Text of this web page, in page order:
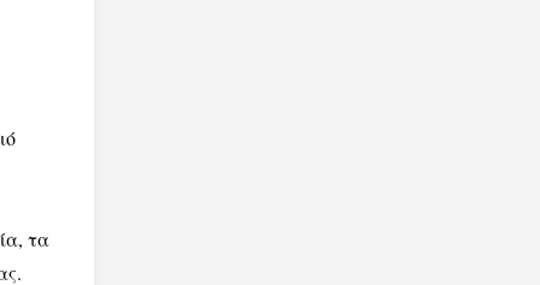
τα